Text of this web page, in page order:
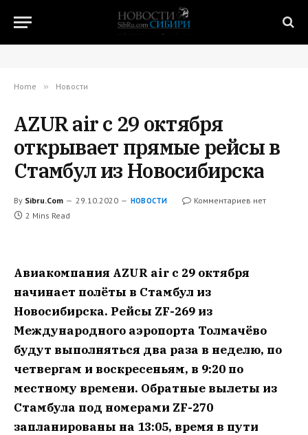
Home » Новости
AZUR air с 29 октября
открывает прямые рейсы в
Стамбул из Новосибирска
By Sibru.Com 29.10.2020 НОВОСТИ
Комментариев нет
2 Mins Read
Авиакомпания AZUR air с 29 октября
начинает полёты в Стамбул из
Новосибирска. Рейсы ZF-269 из
Международного аэропорта Толмачёво
будут выполняться два раза в неделю, по
четвергам и воскресеньям, в 9:20 по
местному времени. Обратные вылеты из
Стамбула под номерами ZF-270
запланированы на 13:05, время в пути